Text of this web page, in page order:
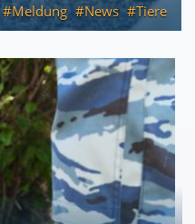
Meldung
News Tiere